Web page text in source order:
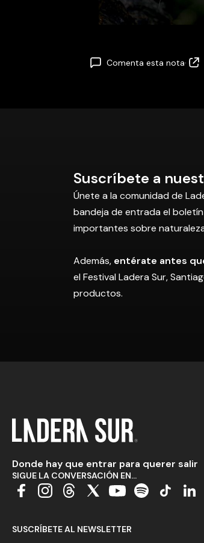
Comenta esta nota·
Suscríbete a
Únete a la comunidad de
bandeja de entrada el boletín
importantes sobre
Además, entérate antes
el Festival Ladera Sur,
productos.
Donde hay que entrar para querer salir
SIGUE LA CONVERSACIÓN EN...
SUSCRÍBETE AL NEWSLETTER